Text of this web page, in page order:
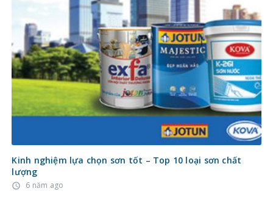
Kinh nghiệm lựa chọn sơn tốt – Top 10 loại sơn chất
lượng
access_time 6 năm ago